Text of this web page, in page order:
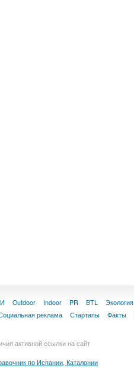
Outdoor Indoor PR BTL Экология
реклама Стартапы Факты
активной ссылки на сайт
по Испании, Каталонии